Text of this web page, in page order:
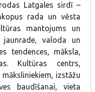
Latgales sirdī –
rada un vēsta
mantojums un
valoda un
tendences, māksla,
Kultūras centrs,
izstāžu
baudīšanai, vieta